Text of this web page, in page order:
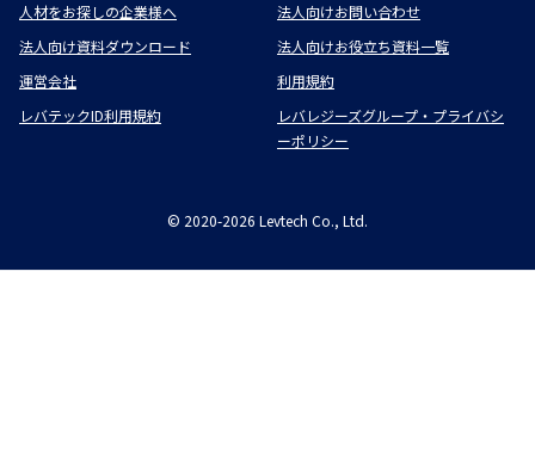
人材をお探しの企業様へ
法人向けお問い合わせ
法人向け資料ダウンロード
法人向けお役立ち資料一覧
運営会社
利用規約
レバテックID利用規約
レバレジーズグループ・プライバシ
ーポリシー
© 2020-2026 Levtech Co., Ltd.